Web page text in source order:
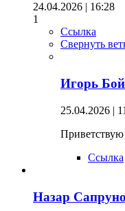
24.04.2026 | 16:28
1
Ссылка
Свернуть
Игорь
25.04.2026 |
Приветствую
Ссылка
Назар